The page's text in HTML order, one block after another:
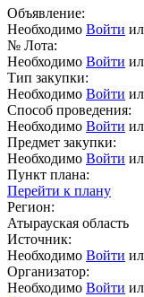
Объявление:
Необходимо Войти
№ Лота:
Необходимо Войти
Тип закупки:
Необходимо Войти
Способ проведения:
Необходимо Войти
Предмет закупки:
Необходимо Войти
Пункт плана:
Перейти к плану
Регион:
Атырауская область
Источник:
Необходимо Войти
Организатор:
Необходимо Войти